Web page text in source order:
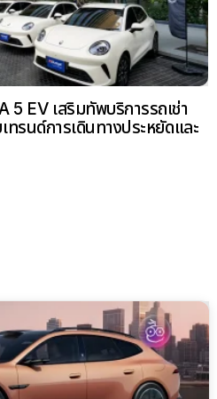
EV เสริมทัพบริการรถเช่า
รนด์การเดินทางประหยัดและ